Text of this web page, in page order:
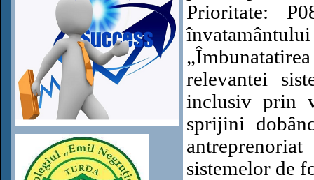
Prioritate:
relevantei
inclusiv prin
sprijini
sistemelor de